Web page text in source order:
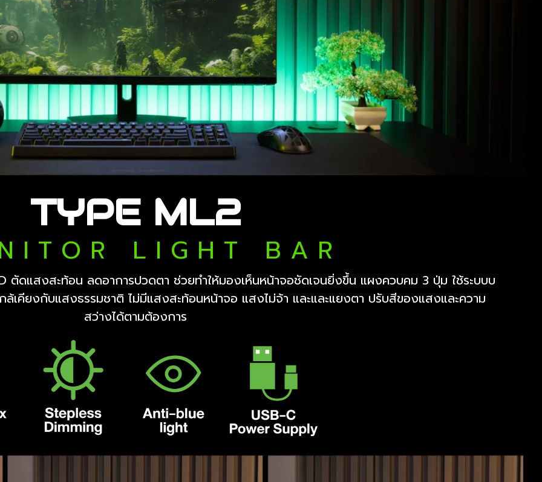
TYPE ML2
I T O R L I G H T B A R
ตัดแสงสะท้อน ลดอาการปวดตา ช่วยทำให้มองเห็นหน้าจอชัดเจนยิ่งขึ้น แผงควบคม 3 ปุ่ม ใช้ระบบบ
เคียงกับแสงธรรมชาติ ไม่มีแสงสะท้อนหน้าจอ แสงไม่จ้า และและแยงตา ปรับสีของแสงและความ
สว่างได้ตามต้องการ